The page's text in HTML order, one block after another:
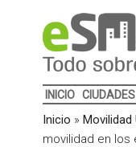
INICIO
Inicio » Movilidad
movilidad en los